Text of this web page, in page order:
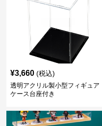
¥3,660 (税込)
透明アクリル製小型フィギュア
ケース台座付き